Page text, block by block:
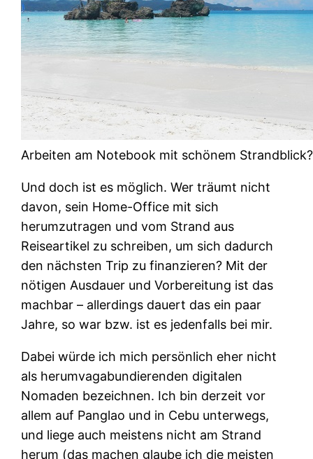
Arbeiten am Notebook mit schönem Strandblick?
Und doch ist es möglich. Wer träumt nicht
davon, sein Home-Office mit sich
herumzutragen und vom Strand aus
Reiseartikel zu schreiben, um sich dadurch
den nächsten Trip zu finanzieren? Mit der
nötigen Ausdauer und Vorbereitung ist das
machbar – allerdings dauert das ein paar
Jahre, so war bzw. ist es jedenfalls bei mir.
Dabei würde ich mich persönlich eher nicht
als herumvagabundierenden digitalen
Nomaden bezeichnen. Ich bin derzeit vor
allem auf Panglao und in Cebu unterwegs,
und liege auch meistens nicht am Strand
herum (das machen glaube ich die meisten